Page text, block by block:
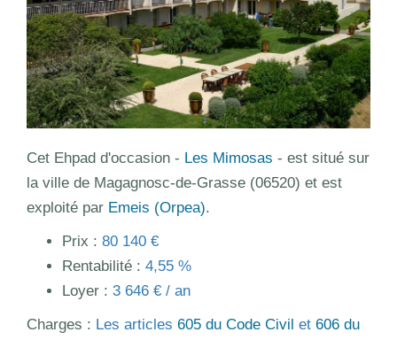
Cet Ehpad d'occasion - Les Mimosas - est situé sur
la ville de Magagnosc-de-Grasse (06520) et est
exploité par Emeis (Orpea).
Prix : 80 140 €
Rentabilité : 4,55 %
Loyer : 3 646 € / an
Charges : Les articles 605 du Code Civil et 606 du